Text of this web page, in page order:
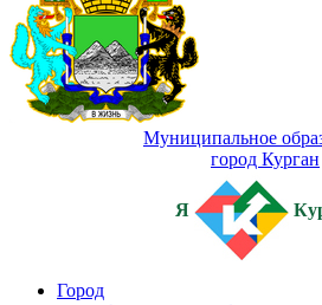
Муниципальное
город Курган
Я
Город